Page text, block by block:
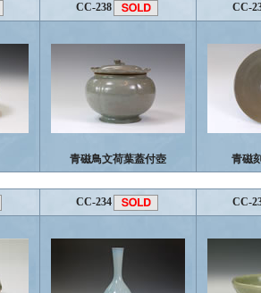
CC-238 CC-
青磁鳥文荷葉蓋付壺 青磁
CC-234 CC-